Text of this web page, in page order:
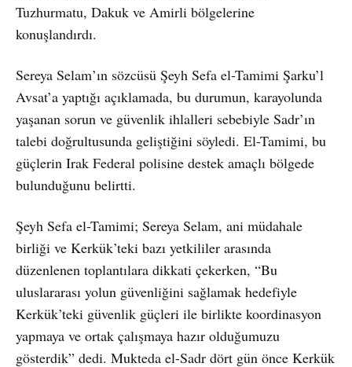
Tuzhurmatu, Dakuk ve Amirli bölgelerine
konuşlandırdı.
Sereya Selam’ın sözcüsü Şeyh Sefa el-Tamimi Şarku’l
Avsat’a yaptığı açıklamada, bu durumun, karayolunda
yaşanan sorun ve güvenlik ihlalleri sebebiyle Sadr’ın
talebi doğrultusunda geliştiğini söyledi. El-Tamimi, bu
güçlerin Irak Federal polisine destek amaçlı bölgede
bulunduğunu belirtti.
Şeyh Sefa el-Tamimi; Sereya Selam, ani müdahale
birliği ve Kerkük’teki bazı yetkililer arasında
düzenlenen toplantılara dikkati çekerken, “Bu
uluslararası yolun güvenliğini sağlamak hedefiyle
Kerkük’teki güvenlik güçleri ile birlikte koordinasyon
yapmaya ve ortak çalışmaya hazır olduğumuzu
gösterdik” dedi. Mukteda el-Sadr dört gün önce Kerkük